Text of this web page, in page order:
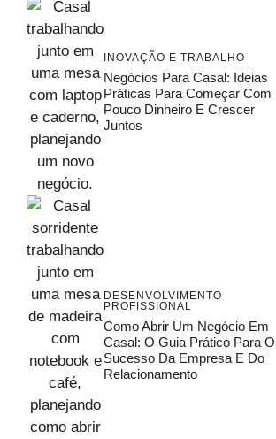
INOVAÇÃO E TRABALHO
Negócios Para Casal: Ideias
Práticas Para Começar Com
Pouco Dinheiro E Crescer
Juntos
DESENVOLVIMENTO
PROFISSIONAL
Como Abrir Um Negócio Em
Casal: O Guia Prático Para O
Sucesso Da Empresa E Do
Relacionamento